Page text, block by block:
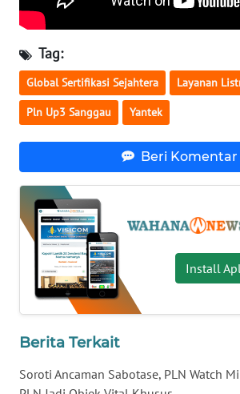
Tag:
Global Sertifikasi Sejahtera Layanan
Pln Up3 Sanggau Yantek
Beri Komentar
Install
Berita Terkait
Soroti Ancaman Sabotase, PLN Watch
WN
NUSANTARA
WN
JOGJA
JATIM
WN
BALI
WN
KALBAR
KALTENG
WN